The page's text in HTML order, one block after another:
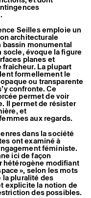
Seilles emploie un
architecturale
bassin monumental
évoque la figure
planes et
La plupart
formellement le
ou transparente
confronte. Ce
permet de voir
Il permet de résister
et
aux regards.
dans la société
ont examiné à
féministe.
ici de façon
hétérogène modifiant
», selon les mots
la pluralité des
explicite la notion de
des possibles.